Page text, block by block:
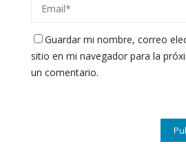
Guardar mi nombre, correo
sitio en mi navegador para la
un comentario.